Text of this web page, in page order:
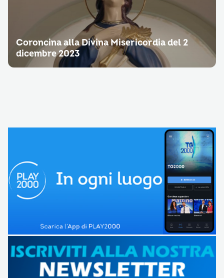
Coroncina alla Divina Misericordia del 2
dicembre 2023